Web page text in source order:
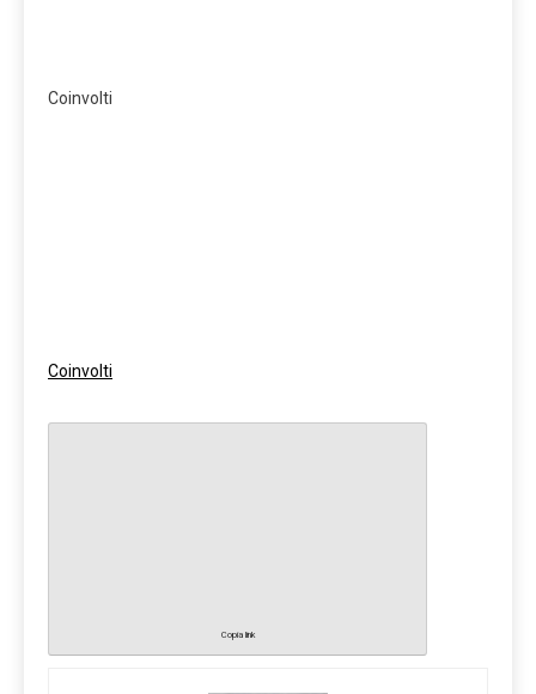
Coinvolti
Coinvolti
Copia link